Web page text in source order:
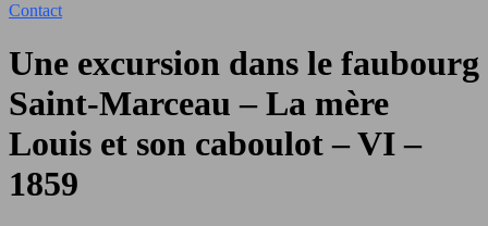
Contact
Une excursion dans le faubourg
Saint-Marceau – La mère
Louis et son caboulot – VI –
1859